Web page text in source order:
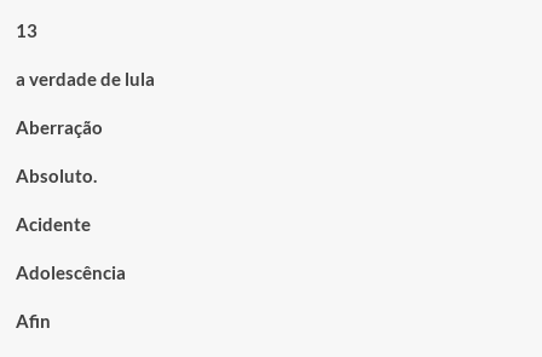
13
a verdade de lula
Aberração
Absoluto.
Acidente
Adolescência
Afin